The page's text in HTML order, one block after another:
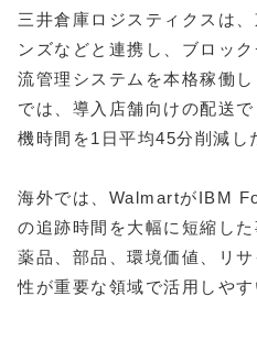
三井倉庫ロジスティクスは
ンズなどと連携し、ブロッ
流管理システムを本格稼働
では、導入店舗向けの配送
機時間を1日平均45分削減し
海外では、WalmartがIBM
の追跡時間を大幅に短縮し
薬品、部品、環境価値、リ
性が重要な領域で活用しやす